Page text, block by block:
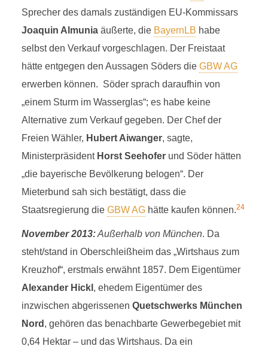
Sprecher des damals zuständigen EU-Kommissars
Joaquin Almuniaäußerte, die BayernLB habe
selbst den Verkauf vorgeschlagen. Der Freistaat
hätte entgegen den Aussagen Söders die GBW AG
erwerben können. Söder sprach daraufhin von
„einem Sturm im Wasserglas“; es habe keine
Alternative zum Verkauf gegeben. Der Chef der
Freien Wähler, Hubert Aiwanger, sagte,
Ministerpräsident Horst Seehoferund Söder hätten
„die bayerische Bevölkerung belogen“. Der
Mieterbund sah sich bestätigt, dass die
Staatsregierung die GBW AGhätte kaufen können.24
November 2013:Außerhalb von München. Da
steht/stand in Oberschleißheim das „Wirtshaus zum
Kreuzhof“, erstmals erwähnt 1857. Dem Eigentümer
Alexander Hickl , ehedem Eigentümer des
inzwischen abgerissenen Quetschwerks München
Nord , gehören das benachbarte Gewerbegebiet mit
0,64 Hektar – und das Wirtshaus. Da ein